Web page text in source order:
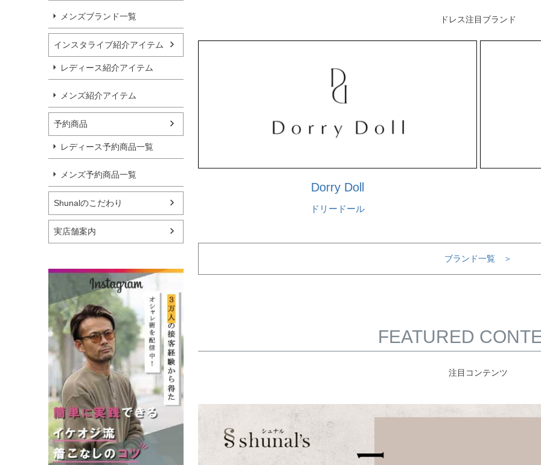
メンズブランド一覧
インスタライブ紹介アイテム
レディース紹介アイテム
メンズ紹介アイテム
予約商品
レディース予約商品一覧
メンズ予約商品一覧
Shunalのこだわり
実店舗案内
ドレス注目ブランド
Dorry Doll
ドリードール
ブランド一覧 ＞
FEATURED
注目コンテンツ